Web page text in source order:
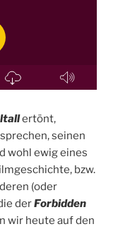
ertönt,
seinen
wohl ewig eines
bzw.
(oder
derForbidden
wir heute auf den